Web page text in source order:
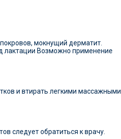
мокнущий дерматит.
лактации Возможно применение
и втирать легкими массажными
следует обратиться к врачу.